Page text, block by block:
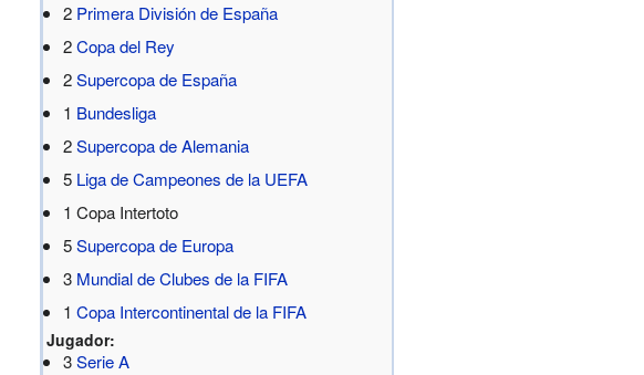
2 Primera División de España
2Copa del Rey
2Supercopa de España
1 Bundesliga
2Supercopa de Alemania
5 Liga de Campeones de la UEFA
1 Copa Intertoto
5Supercopa de Europa
3 Mundial de Clubes de la FIFA
1Copa Intercontinental de la FIFA
Jugador:
3Serie A